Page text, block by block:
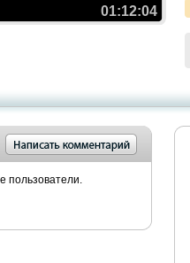
01:12:04
пользователи.